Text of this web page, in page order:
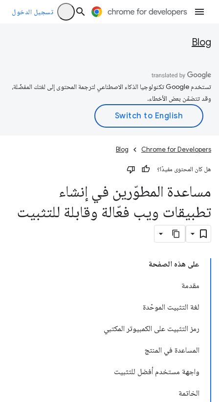
تسجيل الدخول
Blog
تستخدم Google تكنولوجيا الذكاء الاصطناعي لترجمة المحتوى إلى لغتك المفضّلة،
وقد تتضمّن بعض الأخطاء.
Chrome for Developers
Blog
هل كان المحتوى مفيدًا؟
مساعدة المطوّرين في إنشاء
تطبيقات ويب فعّالة وقابلة للتثبيت
على هذه الصفحة
مقدمة
لغة التثبيت الموحّدة
رمز التثبيت على الكمبيوتر المكتبي
المساعدة في المنتج
واجهة مستخدم أفضل للتثبيت
الخاتمة